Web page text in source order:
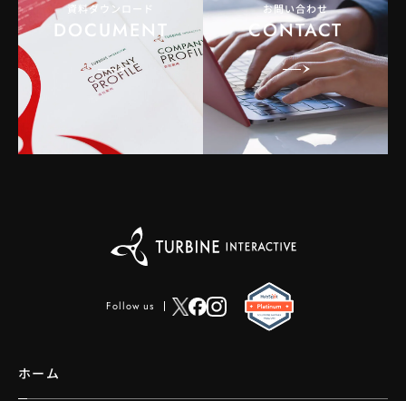
資料ダウンロード
DOCUMENT
お問い合わせ
CONTACT
Follow us
ホーム